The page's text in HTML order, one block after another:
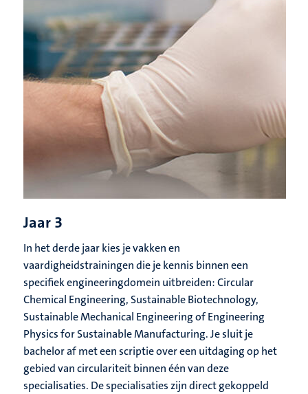
Jaar 3
In het derde jaar kies je vakken en
vaardigheidstrainingen die je kennis binnen een
specifiek engineeringdomein uitbreiden: Circular
Chemical Engineering, Sustainable Biotechnology,
Sustainable Mechanical Engineering of Engineering
Physics for Sustainable Manufacturing. Je sluit je
bachelor af met een scriptie over een uitdaging op het
gebied van circulariteit binnen één van deze
specialisaties. De specialisaties zijn direct gekoppeld